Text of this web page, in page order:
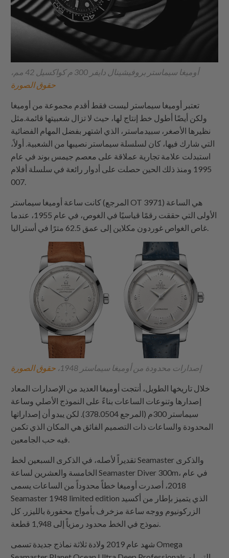
أوميغا سيماستر بروفيشينال دايفر 300 م كواكسيل 42 مم،
حقوق الصورة
تعتبر أوميغا سيماستر ليست فقط أقدم مجموعة من أوميغا
ولكن أيضًا أطول خط إنتاج لها، حيث لا تزال شعبيتها قائمة.مثل
نظيرها الأصغر، سبيدماستر، الذي اشتهر بفضل المهام الفضائية
التي شارك فيها، كان لسلسلة سيماستر نصيبها من الشعبية. أولاً،
استبدلت علامة تجارية عملاقة على معصم جيمس بوند في عام
1995 ومنذ ذلك الحين حصلت على أدوار رائعة في سلسلة أفلام
كانت ساعة أوميغا سيماستر (المرجع OT 3971) هي الساعة
الأولى التي حققت رقمًا قياسيًا في الغوص، في عام 1955، عندما
إصدارات محدودة من أوميغا سيماستر 1948، حقوق الصورة
خلال تاريخها الطويل، أنتجت أوميغا العديد من الإصدارات المعاد
إصدارها وتنوعات الساعات بناءً على النموذج الأصلي وساعة
سيماستر 300م (المرجع 378.0504). لكن يبدو أن إصداراتها
المحدودة والساعات ذات التصميم الفائق هي المكان الذي تكمن
تقديراً لأصله، في الذكرى السبعين لخط Seamaster والذكرى
الخامسة والعشرين لساعة Seamaster Diver 300m، في عام
2018، أصدرت أوميغا خطاً محدوداً من الساعات يسمى
Seamaster 1948 limited edition الذي يتميز بإطار من أكسيد
الزركونيوم ووجه ساعة مزخرف بأمواج محفورة بالليزر. كل
شهد عام 2019 ولادة ثلاثة نماذج جديدة تسمى Omega